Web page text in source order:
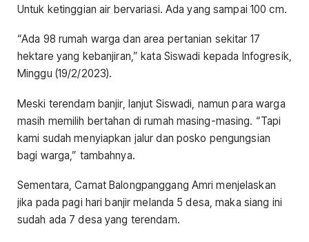
Untuk ketinggian air bervariasi. Ada yang sampai 100 cm.
“Ada 98 rumah warga dan area pertanian sekitar 17
hektare yang kebanjiran,” kata Siswadi kepada Infogresik,
Minggu (19/2/2023).
Meski terendam banjir, lanjut Siswadi, namun para warga
masih memilih bertahan di rumah masing-masing. “Tapi
kami sudah menyiapkan jalur dan posko pengungsian
bagi warga,” tambahnya.
Sementara, Camat Balongpanggang Amri menjelaskan
jika pada pagi hari banjir melanda 5 desa, maka siang ini
sudah ada 7 desa yang terendam.